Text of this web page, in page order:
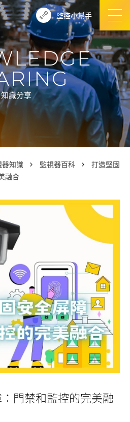
監控小幫手
知識分享
器知識 監視器百科
打造堅固
融合
門禁和監控的完美融